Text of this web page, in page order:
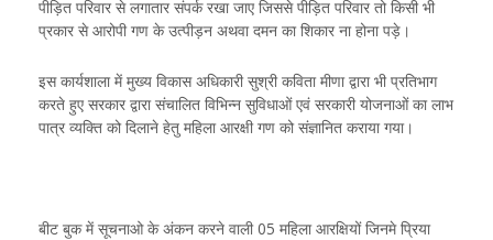
पीड़ित परिवार से लगातार संपर्क रखा जाए जिससे पीड़ित परिवार तो किसी भी
प्रकार से आरोपी गण के उत्पीड़न अथवा दमन का शिकार ना होना पड़े।
इस कार्यशाला में मुख्य विकास अधिकारी सुश्री कविता मीणा द्वारा भी प्रतिभाग
करते हुए सरकार द्वारा संचालित विभिन्न सुविधाओं एवं सरकारी योजनाओं का लाभ
पात्र व्यक्ति को दिलाने हेतु महिला आरक्षी गण को संज्ञानित कराया गया।
बीट बुक में सूचनाओ के अंकन करने वाली 05 महिला आरक्षियों जिनमे प्रिया